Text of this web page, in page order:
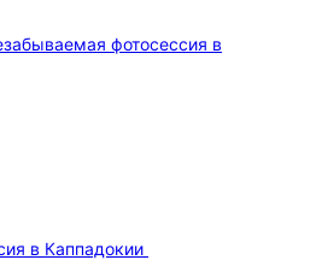
в Каппадокии